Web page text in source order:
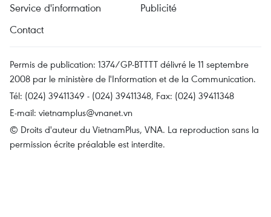
Service d'information
Publicité
Contact
Permis de publication: 1374/GP-BTTTT délivré le 11 septembre
2008 par le ministère de l'Information et de la Communication.
Tél: (024) 39411349 - (024) 39411348, Fax: (024) 39411348
E-mail: vietnamplus@vnanet.vn
© Droits d'auteur du VietnamPlus, VNA. La reproduction sans la
permission écrite préalable est interdite.